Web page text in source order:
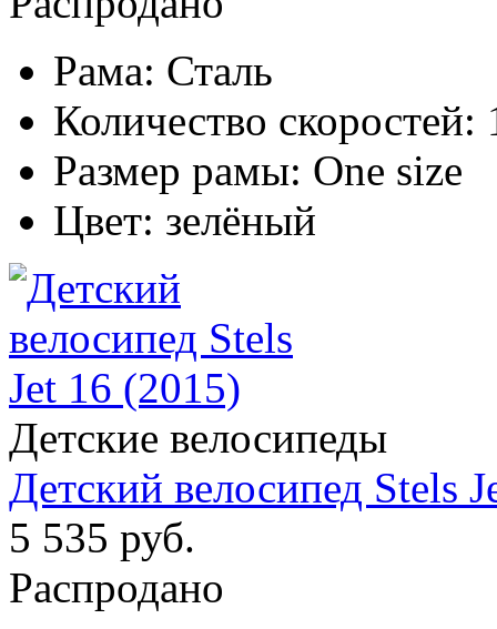
Рама: Сталь
Количество скоростей:
Размер рамы: One size
Цвет: зелёный
Детские велосипеды
Детский велосипед Stels
5 535 руб.
Распродано